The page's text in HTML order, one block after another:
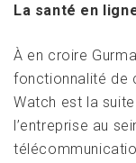
La santé en
À en croire
fonctionnalité de
Watch est la
l’entreprise au